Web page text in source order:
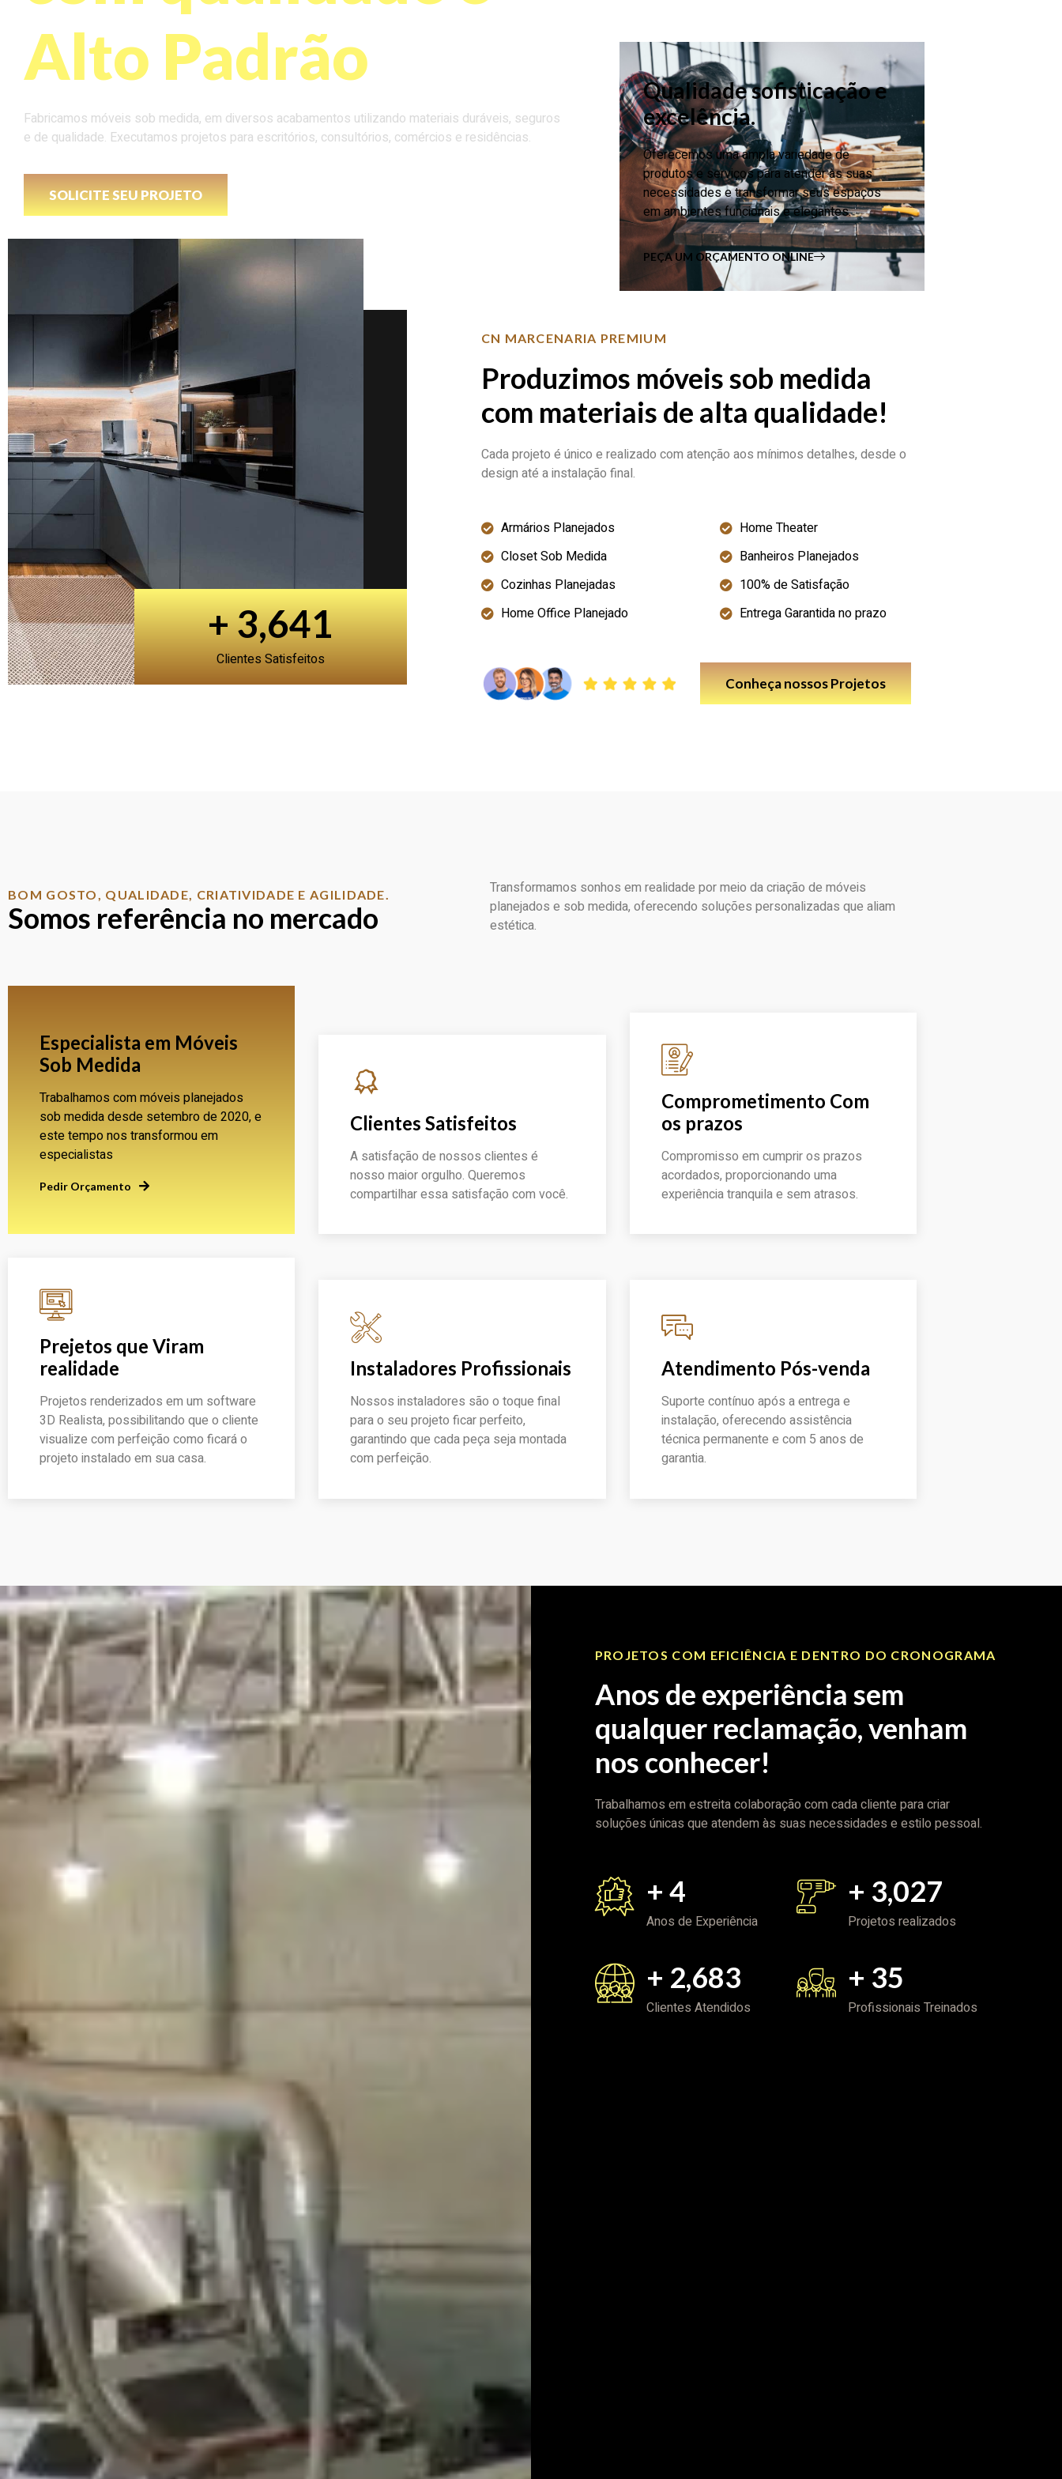
Alto Padrão
Fabricamos móveis sob medida, em diversos acabamentos utilizando materiais duráveis, seguros
e de qualidade. Executamos projetos para escritórios, consultórios, comércios e residências.
SOLICITE SEU PROJETO
Qualidade sofisticação e
excelência.
Oferecemos uma ampla variedade de
produtos e serviços para atender às suas
necessidades e transformar seus espaços
em ambientes funcionais e elegantes.
PEÇA UM ORÇAMENTO ONLINE
+3,987
Clientes Satisfeitos
CN MARCENARIA PREMIUM
Produzimos móveis sob medida
com materiais de alta qualidade!
Cada projeto é único e realizado com atenção aos mínimos detalhes, desde o
design até a instalação final.
Armários Planejados
Closet Sob Medida
Cozinhas Planejadas
Home Office Planejado
Home Theater
Banheiros Planejados
100% de Satisfação
Entrega Garantida no prazo
Conheça nossos Projetos
BOM GOSTO, QUALIDADE, CRIATIVIDADE E AGILIDADE.
Somos referência no mercado
Transformamos sonhos em realidade por meio da criação de móveis
planejados e sob medida, oferecendo soluções personalizadas que aliam
estética.
Especialista em Móveis
Sob Medida
Trabalhamos com móveis planejados
sob medida desde setembro de 2020, e
este tempo nos transformou em
especialistas
Pedir Orçamento
Clientes Satisfeitos
A satisfação de nossos clientes é
nosso maior orgulho. Queremos
compartilhar essa satisfação com você.
Comprometimento Com
os prazos
Compromisso em cumprir os prazos
acordados, proporcionando uma
experiência tranquila e sem atrasos.
Prejetos que Viram
realidade
Projetos renderizados em um software
3D Realista, possibilitando que o cliente
visualize com perfeição como ficará o
projeto instalado em sua casa.
Instaladores Profissionais
Nossos instaladores são o toque final
para o seu projeto ficar perfeito,
garantindo que cada peça seja montada
com perfeição.
Atendimento Pós-venda
Suporte contínuo após a entrega e
instalação, oferecendo assistência
técnica permanente e com 5 anos de
garantia.
PROJETOS COM EFICIÊNCIA E DENTRO DO CRONOGRAMA
Anos de experiência sem
qualquer reclamação, venham
nos conhecer!
Trabalhamos em estreita colaboração com cada cliente para criar
soluções únicas que atendem às suas necessidades e estilo pessoal.
+ 5
Anos de Experiência
+ 4,452
Projetos realizados
+ 3,987
Clientes Atendidos
+ 52
Profissionais Treinados